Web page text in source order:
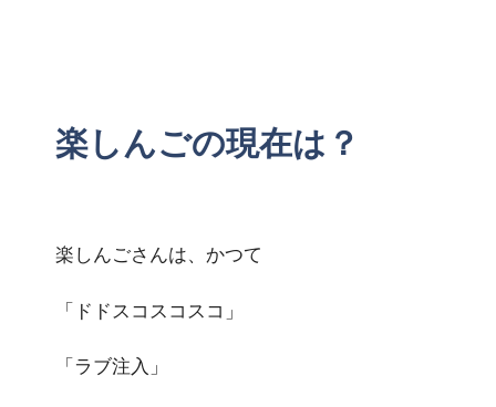
楽しんごの現在は？
楽しんごさんは、かつて
「ドドスコスコスコ」
「ラブ注入」